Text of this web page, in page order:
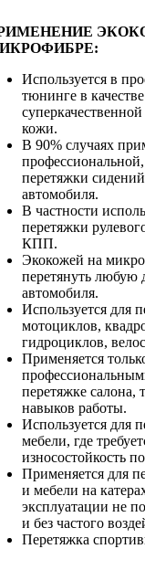
Используется в
тюнинге в
кожи.
В 90% случаях
перетяжки
автомобиля.
В частности
перетяжки
КПП.
Экокожей на
перетянуть любую
автомобиля.
Используется для
мотоциклов,
гидроциклов,
Применяется
перетяжке салона,
навыков работы.
Используется для
мебели, где
износостойкость
Применяется для
и мебели на
эксплуатации не
и без частого
Перетяжка